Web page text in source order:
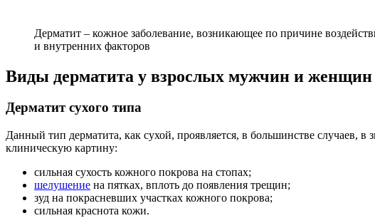
Дерматит – кожное заболевание, возникающее по причине
и внутренних факторов
Виды дерматита у взрослых мужчин и женщин
Дерматит сухого типа
Данный тип дерматита, как сухой, проявляется, в большинстве случаев,
клиническую картину:
сильная сухость кожного покрова на стопах;
шелушение на пятках, вплоть до появления трещин;
зуд на покрасневших участках кожного покрова;
сильная краснота кожи.